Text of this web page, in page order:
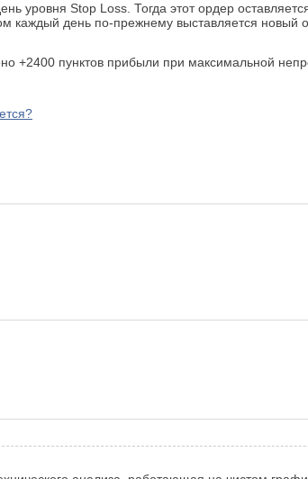
уровня Stop Loss. Тогда этот ордер
день по-прежнему выставляется новый
+2400 пунктов прибыли при максимальной